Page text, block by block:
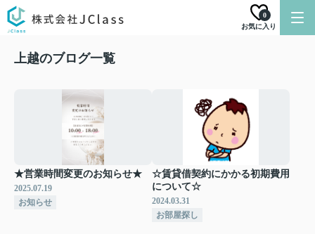
お気に入り
0
上越のブログ一覧
★営業時間変更のお知らせ★
2025.07.19
お知らせ
☆賃貸借契約にかかる初期費用
について☆
2024.03.31
お部屋探し